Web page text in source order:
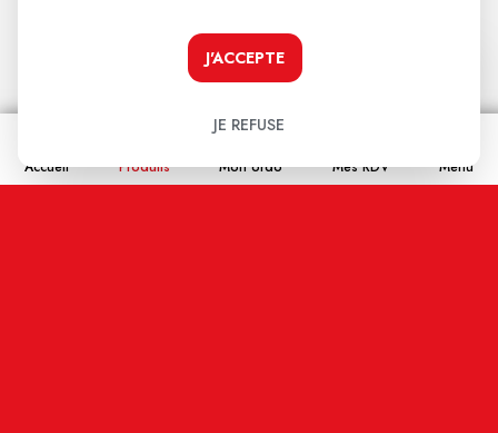
Accueil Produits Mon ordo Mes RDV Menu
Nom
J'ACCEPTE
JE REFUSE